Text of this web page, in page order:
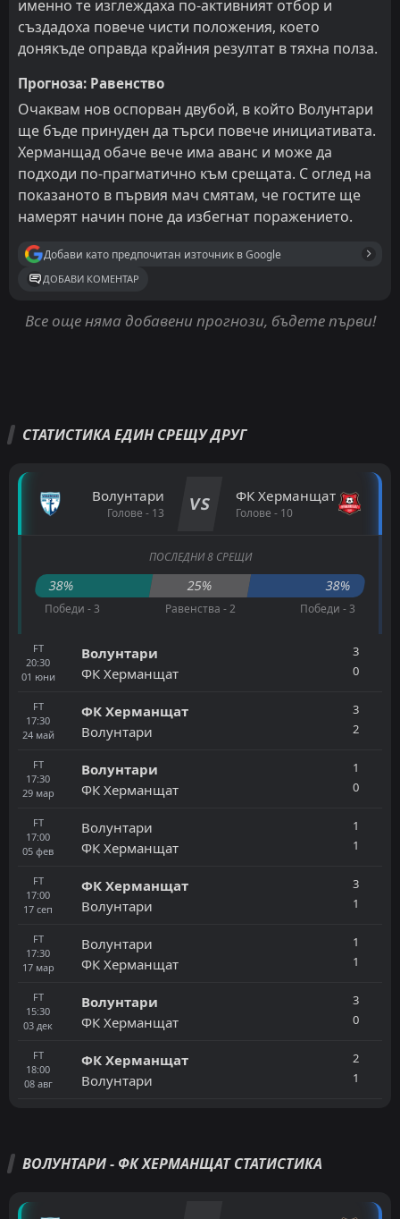
именно те изглеждаха по-активният отбор и
създадоха повече чисти положения, което
донякъде оправда крайния резултат в тяхна полза.
Прогноза: Равенство
Очаквам нов оспорван двубой, в който Волунтари
ще бъде принуден да търси повече инициативата.
Херманщад обаче вече има аванс и може да
подходи по-прагматично към срещата. С оглед на
показаното в първия мач смятам, че гостите ще
намерят начин поне да избегнат поражението.
Добави като предпочитан източник в Google
ДОБАВИ КОМЕНТАР
Все още няма добавени прогнози, бъдете първи!
СТАТИСТИКА ЕДИН СРЕЩУ ДРУГ
Волунтари
Голове - 13 VS ФК Херманщат
Голове - 10
ПОСЛЕДНИ 8 СРЕЩИ
38% 25% 38%
Победи - 3 Равенства - 2 Победи - 3
FT
20:30
01 юни
Волунтари
ФК Херманщат
3
0
FT
17:30
24 май
ФК Херманщат
Волунтари
3
2
FT
17:30
29 мар
Волунтари
ФК Херманщат
1
0
FT
17:00
05 фев
Волунтари
ФК Херманщат
1
1
FT
17:00
17 сеп
ФК Херманщат
Волунтари
3
1
FT
17:30
17 мар
Волунтари
ФК Херманщат
1
1
FT
15:30
03 дек
Волунтари
ФК Херманщат
3
0
FT
18:00
08 авг
ФК Херманщат
Волунтари
2
1
ВОЛУНТАРИ - ФК ХЕРМАНЩАТ СТАТИСТИКА